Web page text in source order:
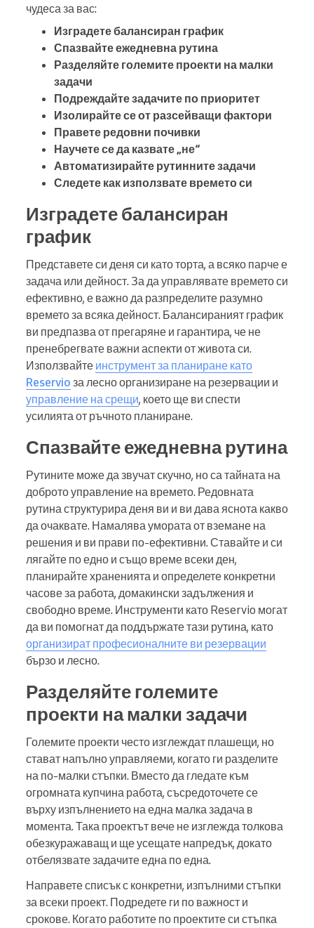
чудеса за вас:
Изградете балансиран график
Спазвайте ежедневна рутина
Разделяйте големите проекти на малки
задачи
Подреждайте задачите по приоритет
Изолирайте се от разсейващи фактори
Правете редовни почивки
Научете се да казвате „не“
Автоматизирайте рутинните задачи
Следете как използвате времето си
Изградете балансиран
график
Представете си деня си като торта, а всяко парче е
задача или дейност. За да управлявате времето си
ефективно, е важно да разпределите разумно
времето за всяка дейност. Балансираният график
ви предпазва от прегаряне и гарантира, че не
пренебрегвате важни аспекти от живота си.
Използвайте инструмент за планиране като
Reservio за лесно организиране на резервации и
управление на срещи, което ще ви спести
усилията от ръчното планиране.
Спазвайте ежедневна рутина
Рутините може да звучат скучно, но са тайната на
доброто управление на времето. Редовната
рутина структурира деня ви и ви дава яснота какво
да очаквате. Намалява умората от вземане на
решения и ви прави по-ефективни. Ставайте и си
лягайте по едно и също време всеки ден,
планирайте храненията и определете конкретни
часове за работа, домакински задължения и
свободно време. Инструменти като Reservio могат
да ви помогнат да поддържате тази рутина, като
организират професионалните ви резервации
бързо и лесно.
Разделяйте големите
проекти на малки задачи
Големите проекти често изглеждат плашещи, но
стават напълно управляеми, когато ги разделите
на по-малки стъпки. Вместо да гледате към
огромната купчина работа, съсредоточете се
върху изпълнението на една малка задача в
момента. Така проектът вече не изглежда толкова
обезкуражаващ и ще усещате напредък, докато
отбелязвате задачите една по една.
Направете списък с конкретни, изпълними стъпки
за всеки проект. Подредете ги по важност и
срокове. Когато работите по проектите си стъпка